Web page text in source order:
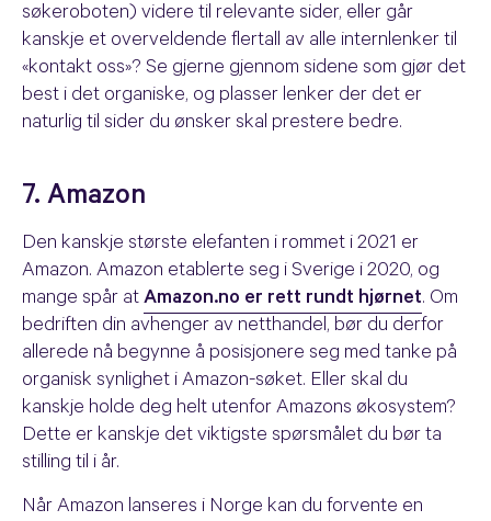
søkeroboten) videre til relevante sider, eller går
kanskje et overveldende flertall av alle internlenker til
«kontakt oss»? Se gjerne gjennom sidene som gjør det
best i det organiske, og plasser lenker der det er
naturlig til sider du ønsker skal prestere bedre.
7. Amazon
Den kanskje største elefanten i rommet i 2021 er
Amazon. Amazon etablerte seg i Sverige i 2020, og
mange spår at Amazon.no er rett rundt hjørnet. Om
bedriften din avhenger av netthandel, bør du derfor
allerede nå begynne å posisjonere seg med tanke på
organisk synlighet i Amazon-søket. Eller skal du
kanskje holde deg helt utenfor Amazons økosystem?
Dette er kanskje det viktigste spørsmålet du bør ta
stilling til i år.
Når Amazon lanseres i Norge kan du forvente en